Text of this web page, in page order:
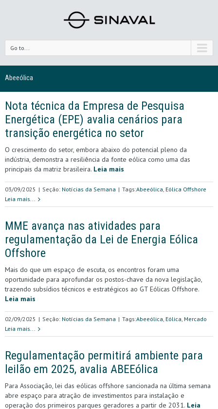
Go to...
Abeeólica
Nota técnica da Empresa de Pesquisa
Energética (EPE) avalia cenários para
transição energética no setor
O crescimento do setor, embora abaixo do potencial pleno da
indústria, demonstra a resiliência da fonte eólica como uma das
principais da matriz brasileira. Leia mais
03/09/2025 | Seção: Notícias da Semana | Tags:Abeeólica, Eólica Offshore
Leia mais...
MME avança nas atividades para
regulamentação da Lei de Energia Eólica
Offshore
Mais do que um espaço de escuta, os encontros foram uma
oportunidade para aprofundar os postos-chave da nova legislação,
trazendo subsídios técnicos e estratégicos ao GT Eólicas Offshore.
Leia mais
02/09/2025 | Seção: Notícias da Semana | Tags:Abeeólica, Eólica, Mercado
Leia mais...
Regulamentação permitirá ambiente para
leilão em 2025, avalia ABEEólica
Para Associação, lei das eólicas offshore sancionada na última semana
abre espaço para atração de investimentos para instalação e
operação dos primeiros parques geradores a partir de 2031. Leia